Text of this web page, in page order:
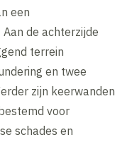
een
de achterzijde
terrein
en twee
zijn keerwanden
voor
schades en